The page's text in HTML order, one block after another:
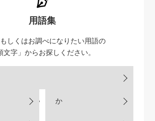
用語集
しくはお調べになりたい用語の
文字」からお探しください。
か